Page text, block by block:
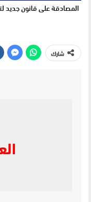
المصادقة على قانون
شارك